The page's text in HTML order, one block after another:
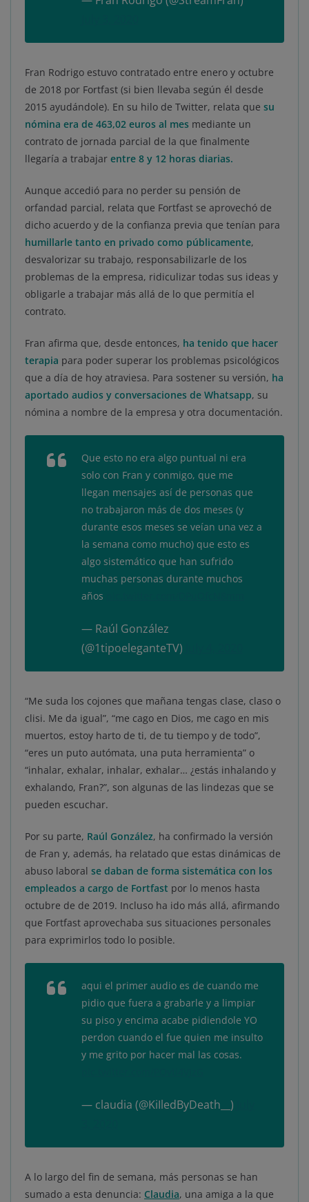
Fran Rodrigo estuvo contratado entre enero y octubre
de 2018 por Fortfast (si bien llevaba según él desde
2015 ayudándole). En su hilo de Twitter, relata que su
nómina era de 463,02 euros al mes mediante un
contrato de jornada parcial de la que finalmente
llegaría a trabajar entre 8 y 12 horas diarias.
Aunque accedió para no perder su pensión de
orfandad parcial, relata que Fortfast se aprovechó de
dicho acuerdo y de la confianza previa que tenían para
humillarle tanto en privado como públicamente,
desvalorizar su trabajo, responsabilizarle de los
problemas de la empresa, ridiculizar todas sus ideas y
obligarle a trabajar más allá de lo que permitía el
contrato.
Fran afirma que, desde entonces, ha tenido que hacer
terapia para poder superar los problemas psicológicos
que a día de hoy atraviesa. Para sostener su versión, ha
aportado audios y conversaciones de Whatsapp, su
nómina a nombre de la empresa y otra documentación.
Que esto no era algo puntual ni era
solo con Fran y conmigo, que me
llegan mensajes así de personas que
no trabajaron más de dos meses (y
durante esos meses se veían una vez a
la semana como mucho) que esto es
algo sistemático que han sufrido
muchas personas durante muchos
años
— Raúl González
(@1tipoeleganteTV)
“Me suda los cojones que mañana tengas clase, claso o
clisi. Me da igual”, “me cago en Dios, me cago en mis
muertos, estoy harto de ti, de tu tiempo y de todo”,
“eres un puto autómata, una puta herramienta” o
“inhalar, exhalar, inhalar, exhalar… ¿estás inhalando y
exhalando, Fran?”, son algunas de las lindezas que se
pueden escuchar.
Por su parte, Raúl González, ha confirmado la versión
de Fran y, además, ha relatado que estas dinámicas de
abuso laboral se daban de forma sistemática con los
empleados a cargo de Fortfast por lo menos hasta
octubre de de 2019. Incluso ha ido más allá, afirmando
que Fortfast aprovechaba sus situaciones personales
para exprimirlos todo lo posible.
aqui el primer audio es de cuando me
pidio que fuera a grabarle y a limpiar
su piso y encima acabe pidiendole YO
perdon cuando el fue quien me insulto
y me grito por hacer mal las cosas.
— claudia (@KiIledByDeath__)
A lo largo del fin de semana, más personas se han
sumado a esta denuncia: Claudia, una amiga a la que